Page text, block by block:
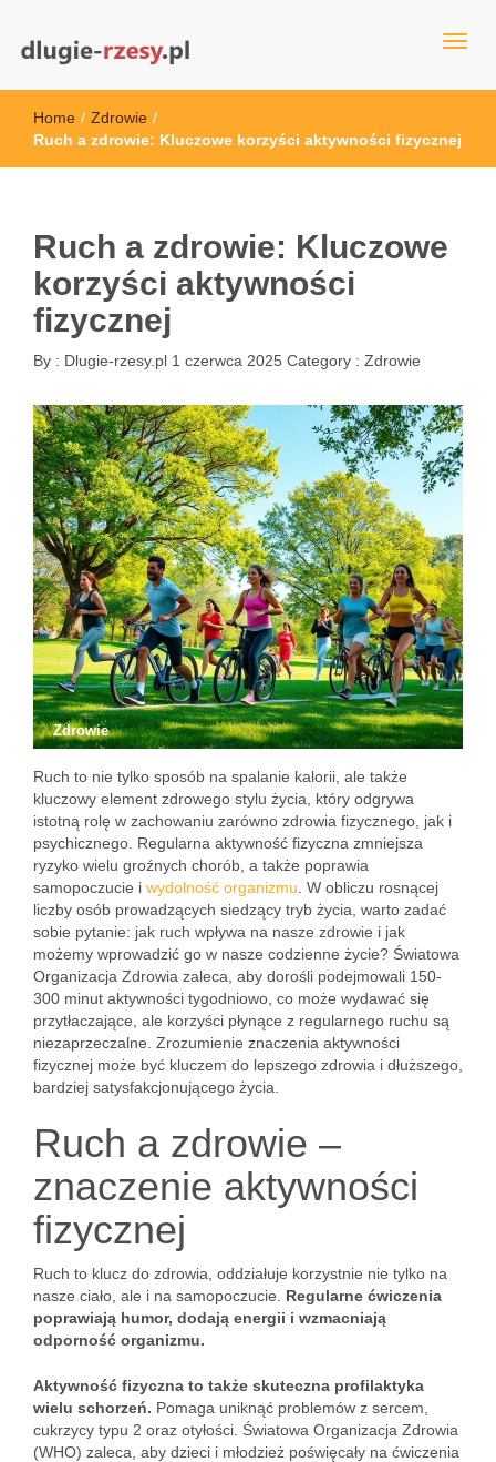
dlugie-rzesy.pl
Home / Zdrowie /
Ruch a zdrowie: Kluczowe korzyści aktywności fizycznej
Ruch a zdrowie: Kluczowe
korzyści aktywności
fizycznej
By : Dlugie-rzesy.pl 1 czerwca 2025 Category : Zdrowie
Zdrowie
Ruch to nie tylko sposób na spalanie kalorii, ale także
kluczowy element zdrowego stylu życia, który odgrywa
istotną rolę w zachowaniu zarówno zdrowia fizycznego, jak i
psychicznego. Regularna aktywność fizyczna zmniejsza
ryzyko wielu groźnych chorób, a także poprawia
samopoczucie i wydolność organizmu . W obliczu rosnącej
liczby osób prowadzących siedzący tryb życia, warto zadać
sobie pytanie: jak ruch wpływa na nasze zdrowie i jak
możemy wprowadzić go w nasze codzienne życie? Światowa
Organizacja Zdrowia zaleca, aby dorośli podejmowali 150-
300 minut aktywności tygodniowo, co może wydawać się
przytłaczające, ale korzyści płynące z regularnego ruchu są
niezaprzeczalne. Zrozumienie znaczenia aktywności
fizycznej może być kluczem do lepszego zdrowia i dłuższego,
bardziej satysfakcjonującego życia.
Ruch a zdrowie –
znaczenie aktywności
fizycznej
Ruch to klucz do zdrowia, oddziałuje korzystnie nie tylko na
nasze ciało, ale i na samopoczucie. Regularne ćwiczenia
poprawiają humor, dodają energii i wzmacniają
odporność organizmu.
Aktywność fizyczna to także skuteczna profilaktyka
wielu schorzeń. Pomaga uniknąć problemów z sercem,
cukrzycy typu 2 oraz otyłości. Światowa Organizacja Zdrowia
(WHO) zaleca, aby dzieci i młodzież poświęcały na ćwiczenia